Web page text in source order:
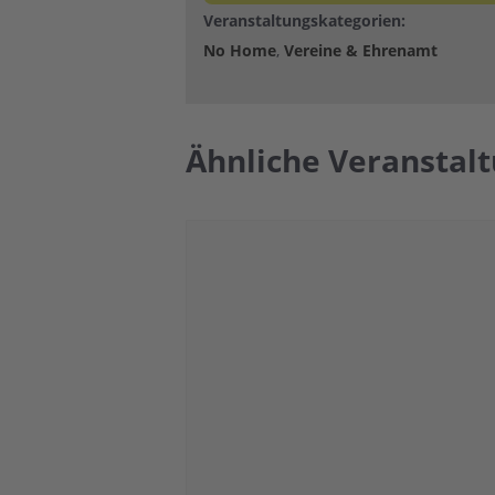
Veranstaltungskategorien:
No Home, Vereine & Ehrenamt
Ähnliche